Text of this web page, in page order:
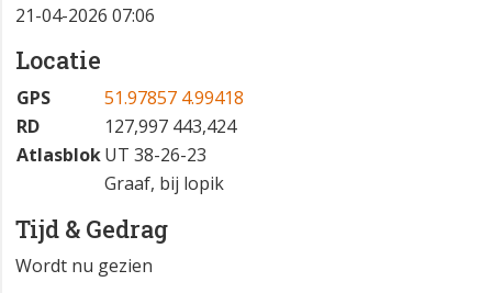
21-04-2026 07:06
Locatie
GPS
51.97857 4.99418
RD
127,997 443,424
AtlasblokUT 38-26-23
Graaf, bij lopik
Tijd & Gedrag
Wordt nu gezien